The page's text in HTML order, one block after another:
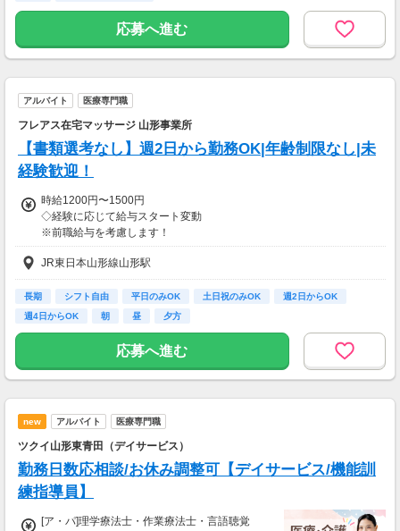
応募へ進む
アルバイト 医療専門職
フレアス在宅マッサージ 山形事業所
【書類選考なし】週2日から勤務OK|年齢制限なし|未
経験歓迎！
時給1200円〜1500円
◇経験に応じて給与スタート変動
※前職給与を考慮します！
◇施術管理者の場合、別途手当あり
◇昇給賞与あり
（会社業績、個人評価に応じて）
（施術所に応じて変動あり）
【交通費】
JR東日本山形線山形駅
長期 シフト自由 平日のみOK 土日祝のみOK
週2日からOK
週4日からOK
朝 昼 夕方
応募へ進む
new アルバイト 医療専門職
ツクイ山形東青田（デイサービス）
勤務日数応相談/お休み調整可【デイサービス/機能訓
練指導員】
[ア・パ]理学療法士・作業療法士・言語聴覚